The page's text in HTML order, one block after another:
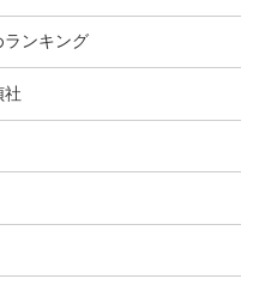
ランキング
社